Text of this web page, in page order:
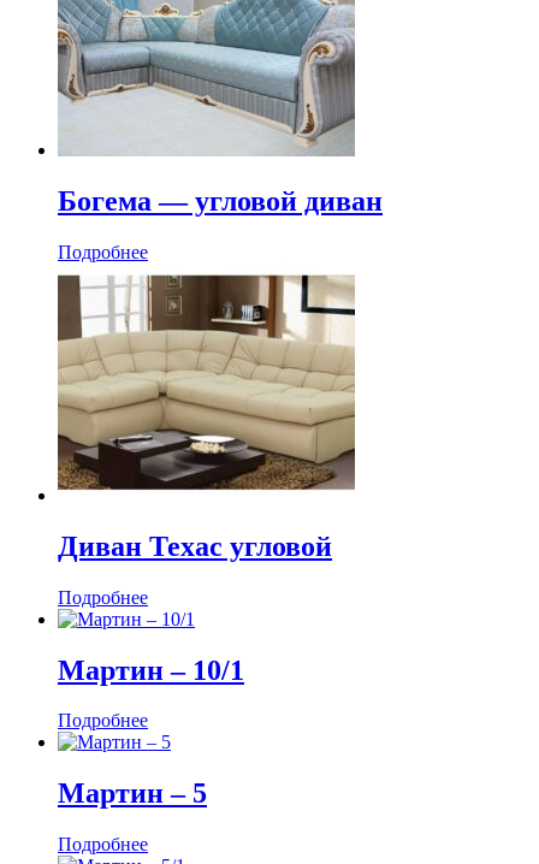
Богема — угловой диван
Подробнее
Диван Техас угловой
Подробнее
Мартин ‒ 10/1
Подробнее
Мартин ‒ 5
Подробнее